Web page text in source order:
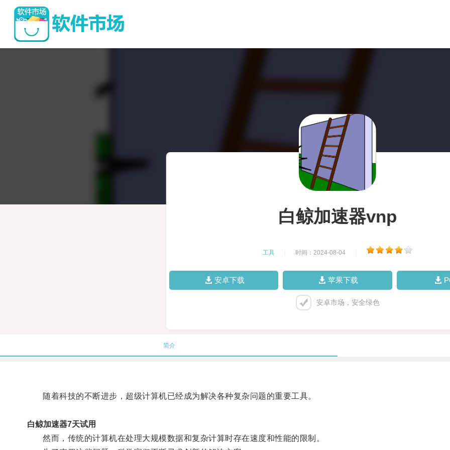
白鲸加速器vnp
工具 时间：2024-08-04
安卓下载 苹果下载
安卓市场，安全绿色
简介
随着科技的不断进步，超级计算机已经成为解决各种复杂问题的重要工具。
白鲸加速器7天试用
然而，传统的计算机在处理大规模数据和复杂计算时存在速度和性能的限制。